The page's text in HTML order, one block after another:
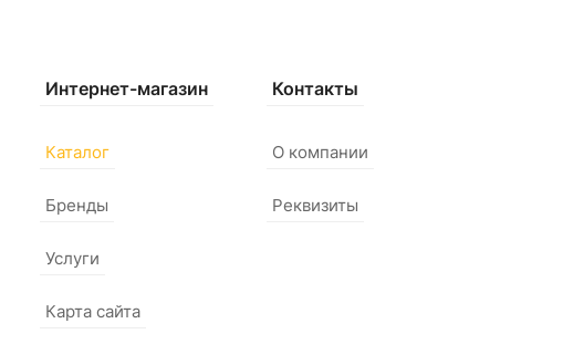
Интернет-магазин
Каталог
Бренды
Услуги
Карта сайта
Контакты
О компании
Реквизиты